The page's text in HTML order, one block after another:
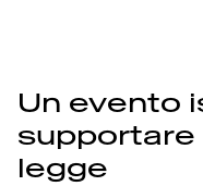
Un evento
supportare
legge